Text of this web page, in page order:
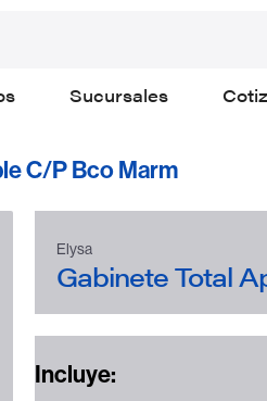
Sucursales
C/P Bco Marm
Elysa
Gabinete Total
Incluye: